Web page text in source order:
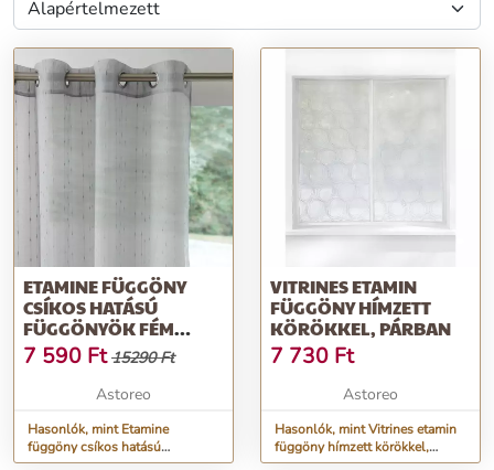
ETAMINE FÜGGÖNY
CSÍKOS HATÁSÚ
FÜGGÖNYÖK FÉM
SZEMEKKEL
7 590 Ft 15290 Ft
Astoreo
Hasonlók, mint Etamine
függöny csíkos hatású
függönyök fém szemekkel
VITRINES ETAMIN
FÜGGÖNY HÍMZETT
KÖRÖKKEL, PÁRBAN
7 730 Ft
Astoreo
Hasonlók, mint Vitrines etamin
függöny hímzett körökkel,
párban